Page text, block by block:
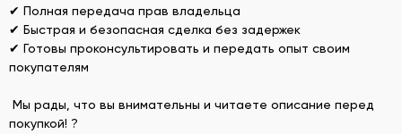
✔ Полная передача прав владельца
✔ Быстрая и безопасная сделка без задержек
✔ Готовы проконсультировать и передать опыт своим
покупателям
Мы рады, что вы внимательны и читаете описание перед
покупкой! ?